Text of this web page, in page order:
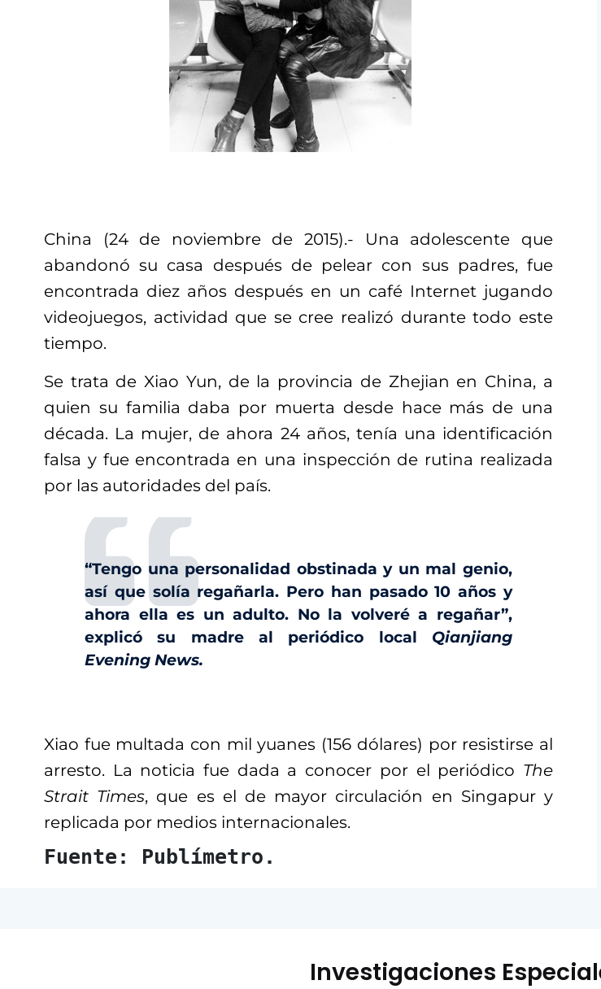
China (24 de noviembre de 2015).- Una adolescente que
abandonó su casa después de pelear con sus padres, fue
encontrada diez años después en un café Internet jugando
videojuegos, actividad que se cree realizó durante todo este
tiempo.
Se trata de Xiao Yun, de la provincia de Zhejian en China, a
quien su familia daba por muerta desde hace más de una
década. La mujer, de ahora 24 años, tenía una identificación
falsa y fue encontrada en una inspección de rutina realizada
por las autoridades del país.
“Tengo una personalidad obstinada y un mal genio,
así que solía regañarla. Pero han pasado 10 años y
ahora ella es un adulto. No la volveré a regañar”,
explicó su madre al periódico local Qianjiang
Evening News.
Xiao fue multada con mil yuanes (156 dólares) por resistirse al
arresto. La noticia fue dada a conocer por el periódico The
Strait Times, que es el de mayor circulación en Singapur y
replicada por medios internacionales.
Fuente: Publímetro.
Investigaciones